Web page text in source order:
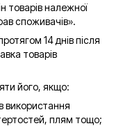
товарів належної
споживачів».
14 днів після
товарів
його, якщо:
використання
плям тощо;